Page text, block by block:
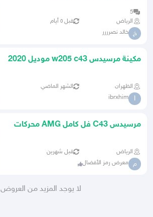
5
الرياض
قبل ٥ أيام
خ خالد نصرررر
مكينة مرسيدس w205 c43 موديل 2020
الظهران الشهر الماضي
I
ibrxhim
مرسيدس C43 فل كامل AMG محركات
الرياض قبل شهرين
م معرض رمز الأفضال
لا يوجد المزيد من العروض